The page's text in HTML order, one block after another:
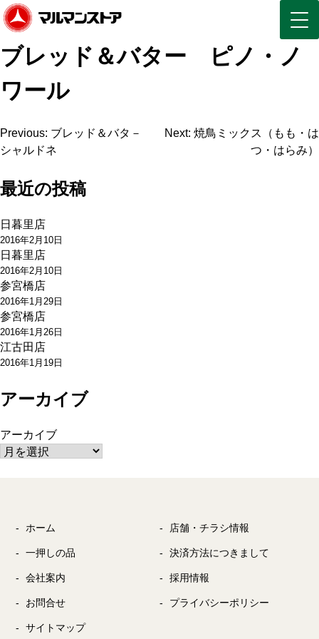
ブレッド＆バター ピノ・ノ
ワール
投
ナ
ゲ
ー
シ
ョ
ン
Previous: ブレッド＆バタ－
シャルドネ
Next: 焼鳥ミックス（もも・は
つ・はらみ）
最近の投稿
日暮里店
2016年2月10日
日暮里店
2016年2月10日
参宮橋店
2016年1月29日
参宮橋店
2016年1月26日
江古田店
2016年1月19日
アーカイブ
アーカイブ
ホーム 店舗・チラシ情報
一押しの品 決済方法につきまして
会社案内 採用情報
お問合せ プライバシーポリシー
サイトマップ